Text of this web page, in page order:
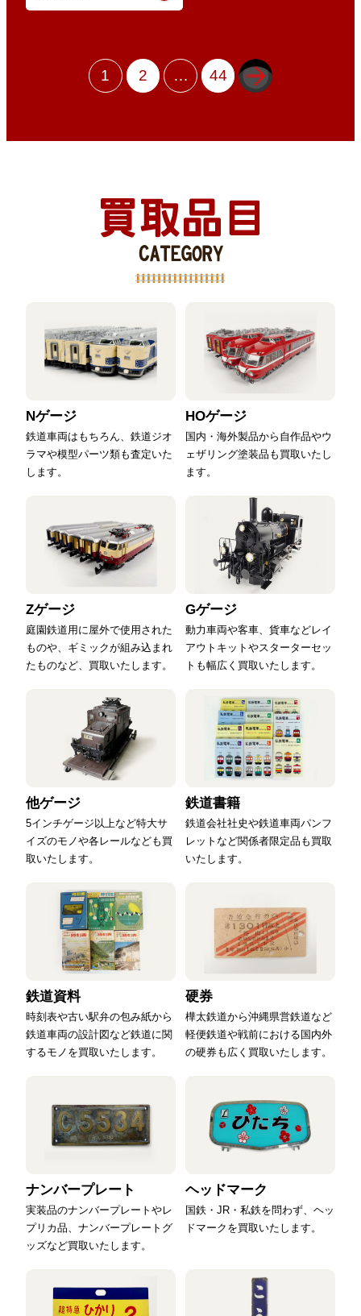
1 2 … 44
Nゲージ
鉄道車両はもちろん、鉄道ジオ
ラマや模型パーツ類も査定いた
します。
HOゲージ
国内・海外製品から自作品やウ
ェザリング塗装品も買取いたし
ます。
Zゲージ
庭園鉄道用に屋外で使用された
ものや、ギミックが組み込まれ
たものなど、買取いたします。
Gゲージ
動力車両や客車、貨車などレイ
アウトキットやスターターセッ
トも幅広く買取いたします。
他ゲージ
5インチゲージ以上など特大サ
イズのモノや各レールなども買
取いたします。
鉄道書籍
鉄道会社社史や鉄道車両パンフ
レットなど関係者限定品も買取
いたします。
鉄道資料
時刻表や古い駅弁の包み紙から
鉄道車両の設計図など鉄道に関
するモノを買取いたします。
硬券
樺太鉄道から沖縄県営鉄道など
軽便鉄道や戦前における国内外
の硬券も広く買取いたします。
ナンバープレート
実装品のナンバープレートやレ
プリカ品、ナンバープレートグ
ッズなど買取いたします。
ヘッドマーク
国鉄・JR・私鉄を問わず、ヘッ
ドマークを買取いたします。